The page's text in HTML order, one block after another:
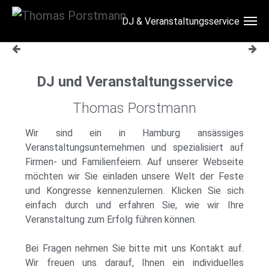
Skip to main content
DJ & Veranstaltungsservice
DJ und Veranstaltungsservice
Thomas Porstmann
Wir sind ein in Hamburg ansässiges
Veranstaltungsunternehmen und spezialisiert auf
Firmen- und Familienfeiern. Auf unserer Webseite
möchten wir Sie einladen unsere Welt der Feste
und Kongresse kennenzulernen. Klicken Sie sich
einfach durch und erfahren Sie, wie wir Ihre
Veranstaltung zum Erfolg führen können.
Bei Fragen nehmen Sie bitte mit uns Kontakt auf.
Wir freuen uns darauf, Ihnen ein individuelles